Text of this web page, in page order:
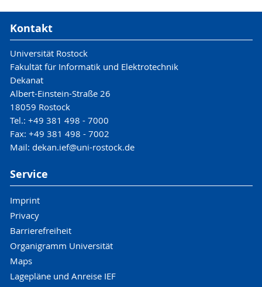
Kontakt
Universität Rostock
Fakultät für Informatik und Elektrotechnik
Dekanat
Albert-Einstein-Straße 26
18059 Rostock
Tel.: +49 381 498 - 7000
Fax: +49 381 498 - 7002
Mail: dekan.ief@uni-rostock.de
Service
Imprint
Privacy
Barrierefreiheit
Organigramm Universität
Maps
Lagepläne und Anreise IEF